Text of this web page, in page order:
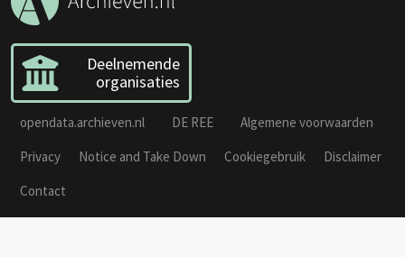
Deelnemende
organisaties
opendata.archieven.nl DE REE
Algemene voorwaarden
Privacy
Notice and Take Down Cookiegebruik
Disclaimer
Contact